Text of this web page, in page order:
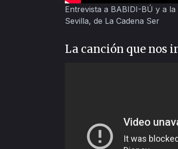
Entrevista a BABIDI-BÚ y a
Sevilla, de La Cadena Ser
La canción que nos